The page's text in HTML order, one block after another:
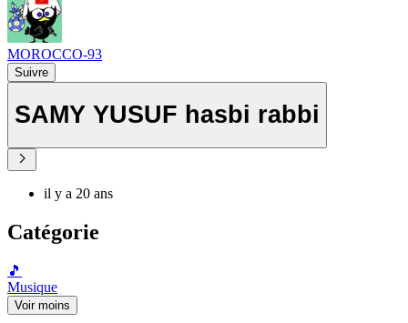
MOROCCO-93
Suivre
SAMY YUSUF hasbi rabbi
il y a 20 ans
Catégorie
🎵
Musique
Voir moins